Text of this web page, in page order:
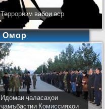
Терроризм вабои аср
Омор
Идомаи ҷаласаҳои
ҷамъбастии Комиссияҳои